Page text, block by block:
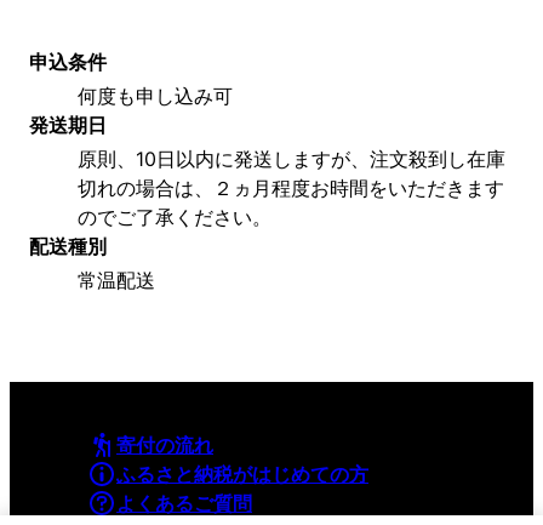
申込条件
何度も申し込み可
発送期日
原則、10日以内に発送しますが、注文殺到し在庫
切れの場合は、２ヵ月程度お時間をいただきます
のでご了承ください。
配送種別
常温配送
寄付の流れ
ふるさと納税がはじめての方
よくあるご質問